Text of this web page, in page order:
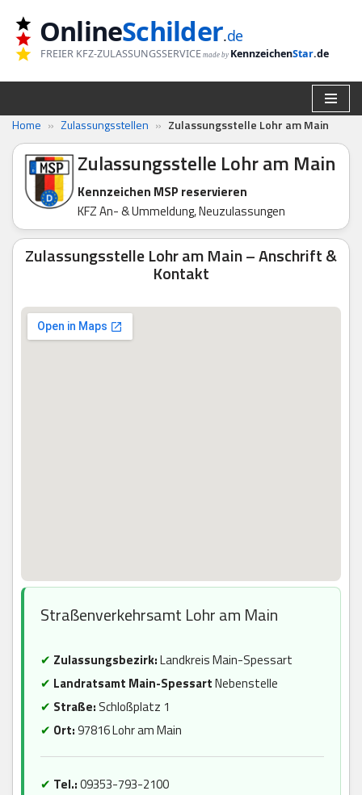
Zum
Inhalt
springen
OnlineSchilder.de
FREIER KFZ-ZULASSUNGSSERVICE made by KennzeichenStar.de
Home » Zulassungsstellen » Zulassungsstelle Lohr am Main
Zulassungsstelle Lohr am Main
Kennzeichen MSP reservieren
KFZ An- & Ummeldung, Neuzulassungen
Zulassungsstelle Lohr am Main – Anschrift &
Kontakt
Straßenverkehrsamt Lohr am Main
✔ Zulassungsbezirk:Landkreis Main-Spessart
✔ Landratsamt Main-SpessartNebenstelle
✔ Straße: Schloßplatz 1
✔ Ort:97816 Lohr am Main
✔ Tel.:09353-793-2100